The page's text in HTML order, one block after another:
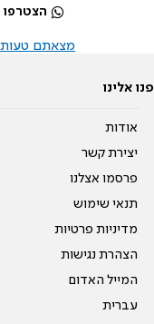
הצטרפו
מצאתם טעות
פנו אלינו
אודות
יצירת קשר
פרסמו אצלנו
תנאי שימוש
מדיניות פרטיות
הצהרת נגישות
המייל האדום
עברית